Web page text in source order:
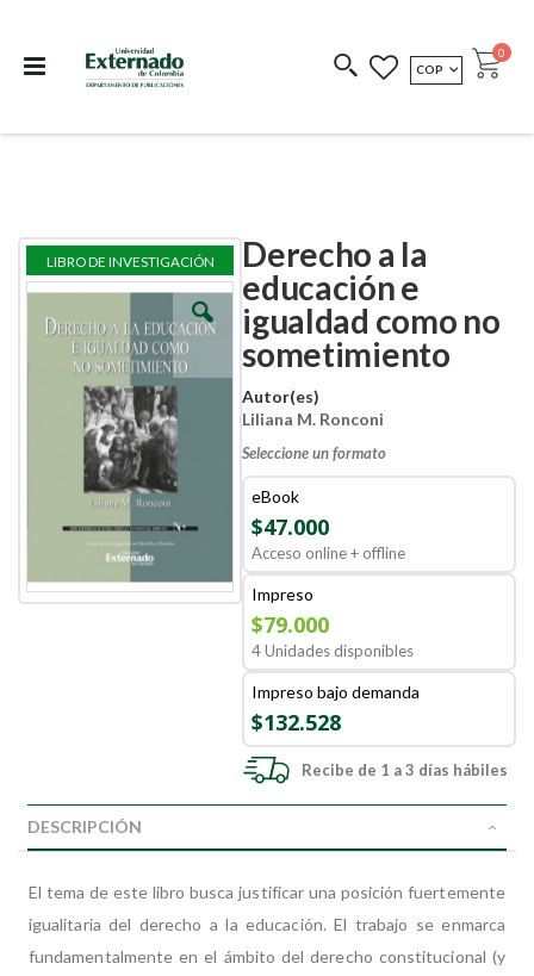
COEDICIONES REDIMIR CÓDIGO
MONEDA
COP Cart
0
Derecho a la
educación e
igualdad como no
sometimiento
Autor(es)
Liliana M. Ronconi
Seleccione un formato
eBook
$47.000
Acceso online + offline
Impreso
$79.000
4 Unidades disponibles
Impreso bajo demanda
$132.528
Recibe de 1 a 3 días hábiles
Skip
the
Skip
the
LIBRO DE INVESTIGACIÓN
DESCRIPCIÓN
El tema de este libro busca justificar una posición fuertemente
igualitaria del derecho a la educación. El trabajo se enmarca
fundamentalmente en el ámbito del derecho constitucional (y